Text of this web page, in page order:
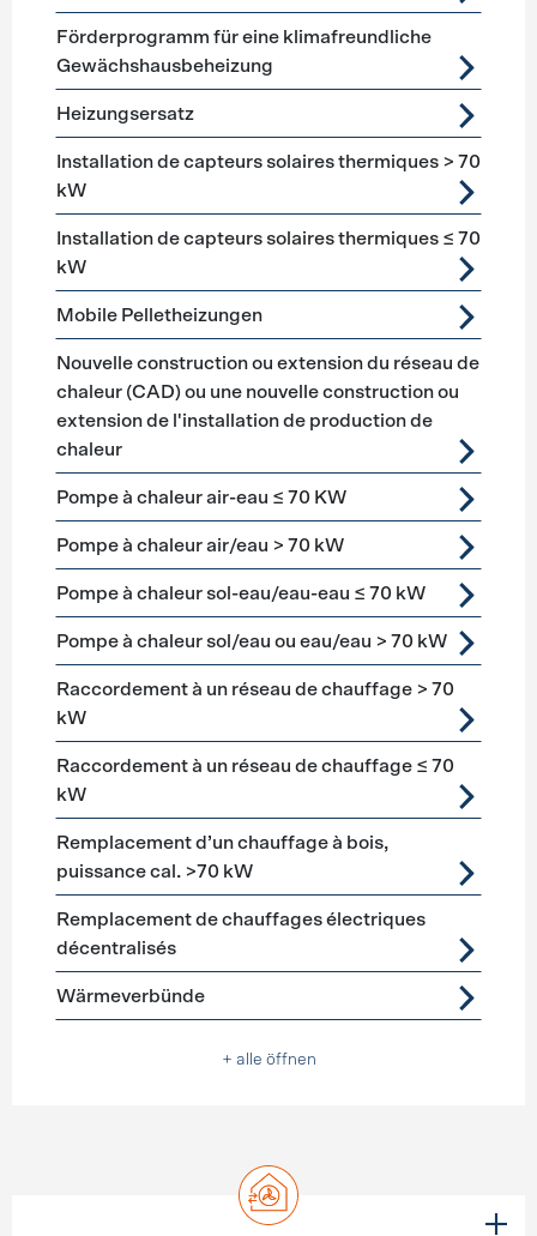
Förderprogramm für eine klimafreundliche
Gewächshausbeheizung
Heizungsersatz
Installation de capteurs solaires thermiques > 70
kW
Installation de capteurs solaires thermiques ≤ 70
kW
Mobile Pelletheizungen
Nouvelle construction ou extension du réseau de
chaleur (CAD) ou une nouvelle construction ou
extension de l'installation de production de
chaleur
Pompe à chaleur air-eau ≤ 70 KW
Pompe à chaleur air/eau > 70 kW
Pompe à chaleur sol-eau/eau-eau ≤ 70 kW
Pompe à chaleur sol/eau ou eau/eau > 70 kW
Raccordement à un réseau de chauffage > 70
kW
Raccordement à un réseau de chauffage ≤ 70
kW
Remplacement d’un chauffage à bois,
puissance cal. >70 kW
Remplacement de chauffages électriques
décentralisés
Wärmeverbünde
+ alle öffnen